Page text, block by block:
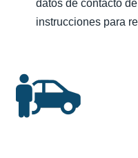
datos de contacto
instrucciones para